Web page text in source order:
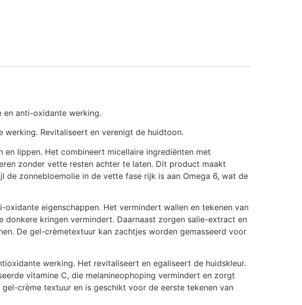
en anti-oxidante werking.
Revitaliseert en verenigt de huidtoon.
lippen. Het combineert micellaire ingrediënten met
zonder vette resten achter te laten. Dit product maakt
zonnebloemolie in de vette fase rijk is aan Omega 6, wat de
eigenschappen. Het vermindert wallen en tekenen van
kringen vermindert. Daarnaast zorgen salie-extract en
De gel-crèmetextuur kan zachtjes worden gemasseerd voor
werking. Het revitaliseert en egaliseert de huidskleur.
vitamine C, die melanineophoping vermindert en zorgt
crème textuur en is geschikt voor de eerste tekenen van